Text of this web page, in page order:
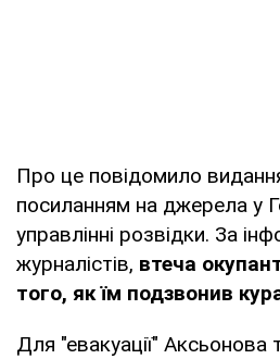
Про це повідомило
посиланням на джерела у
управлінні розвідки. За
журналістів, втеча
того, як їм подзвонив
Для "евакуації" Аксьонова